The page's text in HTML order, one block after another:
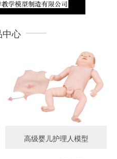
中心
高级婴儿护理人模型